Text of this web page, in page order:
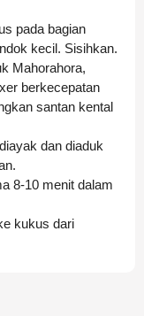
pada bagian
kecil. Sisihkan.
Mahorahora,
berkecepatan
santan kental
dan diaduk
8-10 menit dalam
kukus dari